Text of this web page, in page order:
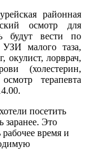
районная
осмотр для
будут вести по
УЗИ малого таза,
окулист, лорврач,
(холестерин,
терапевта
посетить
заранее. Это
время и